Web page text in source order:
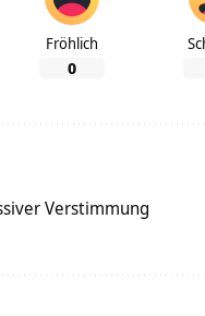
Fröhlich
0
Verstimmung